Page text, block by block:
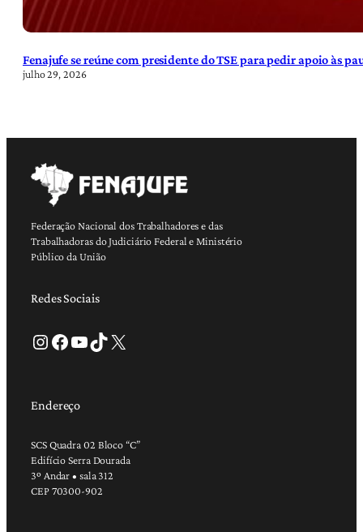
Fenajufe se reúne com presidente do TSE para pedir apoio às
julho 29, 2026
Federação Nacional dos Trabalhadores e das
Trabalhadoras do Judiciário Federal e Ministério
Público da União
Redes Sociais
Instagram Facebook Youtube TikTok X
Endereço
SCS Quadra 02 Bloco “C”
Edifício Serra Dourada
3º Andar • sala 312
CEP 70300-902